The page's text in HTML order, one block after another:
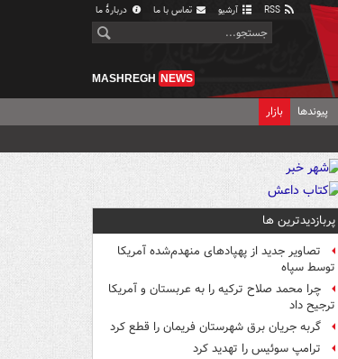
آرشیو تماس با ما دربارهٔ ما
MASHREGH NEWS
پیوندها بازار
پربازدیدترین ها
تصاویر جدید از پهپادهای منهدم‌شده آمریکا
توسط سپاه
چرا محمد صلاح ترکیه را به عربستان و آمریکا
ترجیح داد
گربه جریان برق شهرستان فریمان را قطع کرد
ترامپ سوئیس را تهدید کرد